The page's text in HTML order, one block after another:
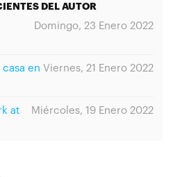
DEL AUTOR
Domingo, 23 Enero 2022
Viernes, 21 Enero 2022
en
Miércoles, 19 Enero 2022
at